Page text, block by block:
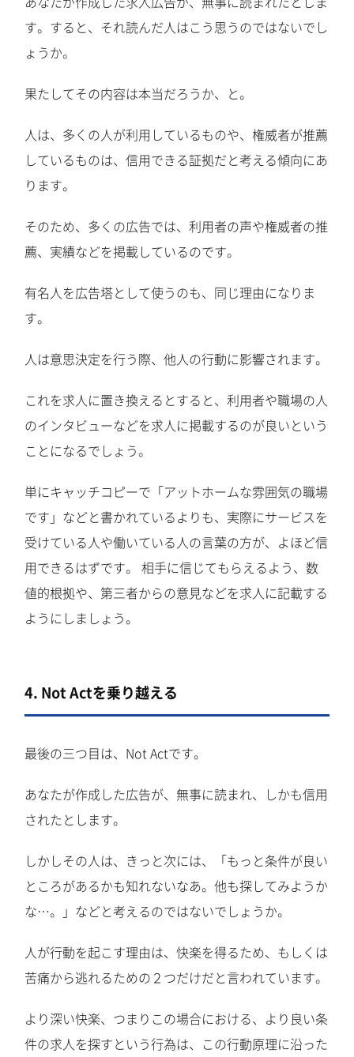
す。すると、それ読んだ人はこう思うのではないでし
ょうか。
果たしてその内容は本当だろうか、と。
人は、多くの人が利用しているものや、権威者が推薦
しているものは、信用できる証拠だと考える傾向にあ
ります。
そのため、多くの広告では、利用者の声や権威者の推
薦、実績などを掲載しているのです。
有名人を広告塔として使うのも、同じ理由になりま
す。
人は意思決定を行う際、他人の行動に影響されます。
これを求人に置き換えるとすると、利用者や職場の人
のインタビューなどを求人に掲載するのが良いという
ことになるでしょう。
単にキャッチコピーで「アットホームな雰囲気の職場
です」などと書かれているよりも、実際にサービスを
受けている人や働いている人の言葉の方が、よほど信
用できるはずです。 相手に信じてもらえるよう、数
値的根拠や、第三者からの意見などを求人に記載する
ようにしましょう。
4. Not Actを乗り越える
最後の三つ目は、Not Actです。
あなたが作成した広告が、無事に読まれ、しかも信用
されたとします。
しかしその人は、きっと次には、「もっと条件が良い
ところがあるかも知れないなあ。他も探してみようか
な…。」などと考えるのではないでしょうか。
人が行動を起こす理由は、快楽を得るため、もしくは
苦痛から逃れるための２つだけだと言われています。
より深い快楽、つまりこの場合における、より良い条
件の求人を探すという行為は、この行動原理に沿った